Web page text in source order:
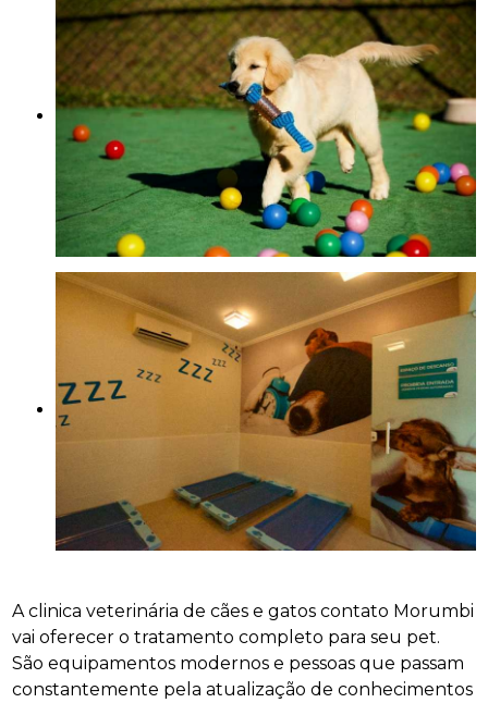
A clinica veterinária de cães e gatos contato Morumbi
vai oferecer o tratamento completo para seu pet.
São equipamentos modernos e pessoas que passam
constantemente pela atualização de conhecimentos